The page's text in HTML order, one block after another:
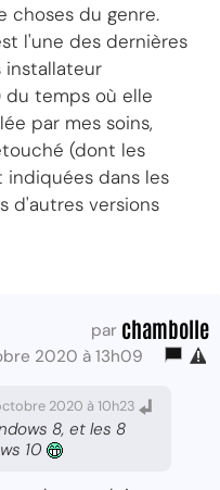
choses du genre.
l'une des dernières
installateur
temps où elle
par mes soins,
(dont les
dans les
d'autres versions
par chambolle
2020 à 13h09
2020 à 10h23
8, et les 8
10